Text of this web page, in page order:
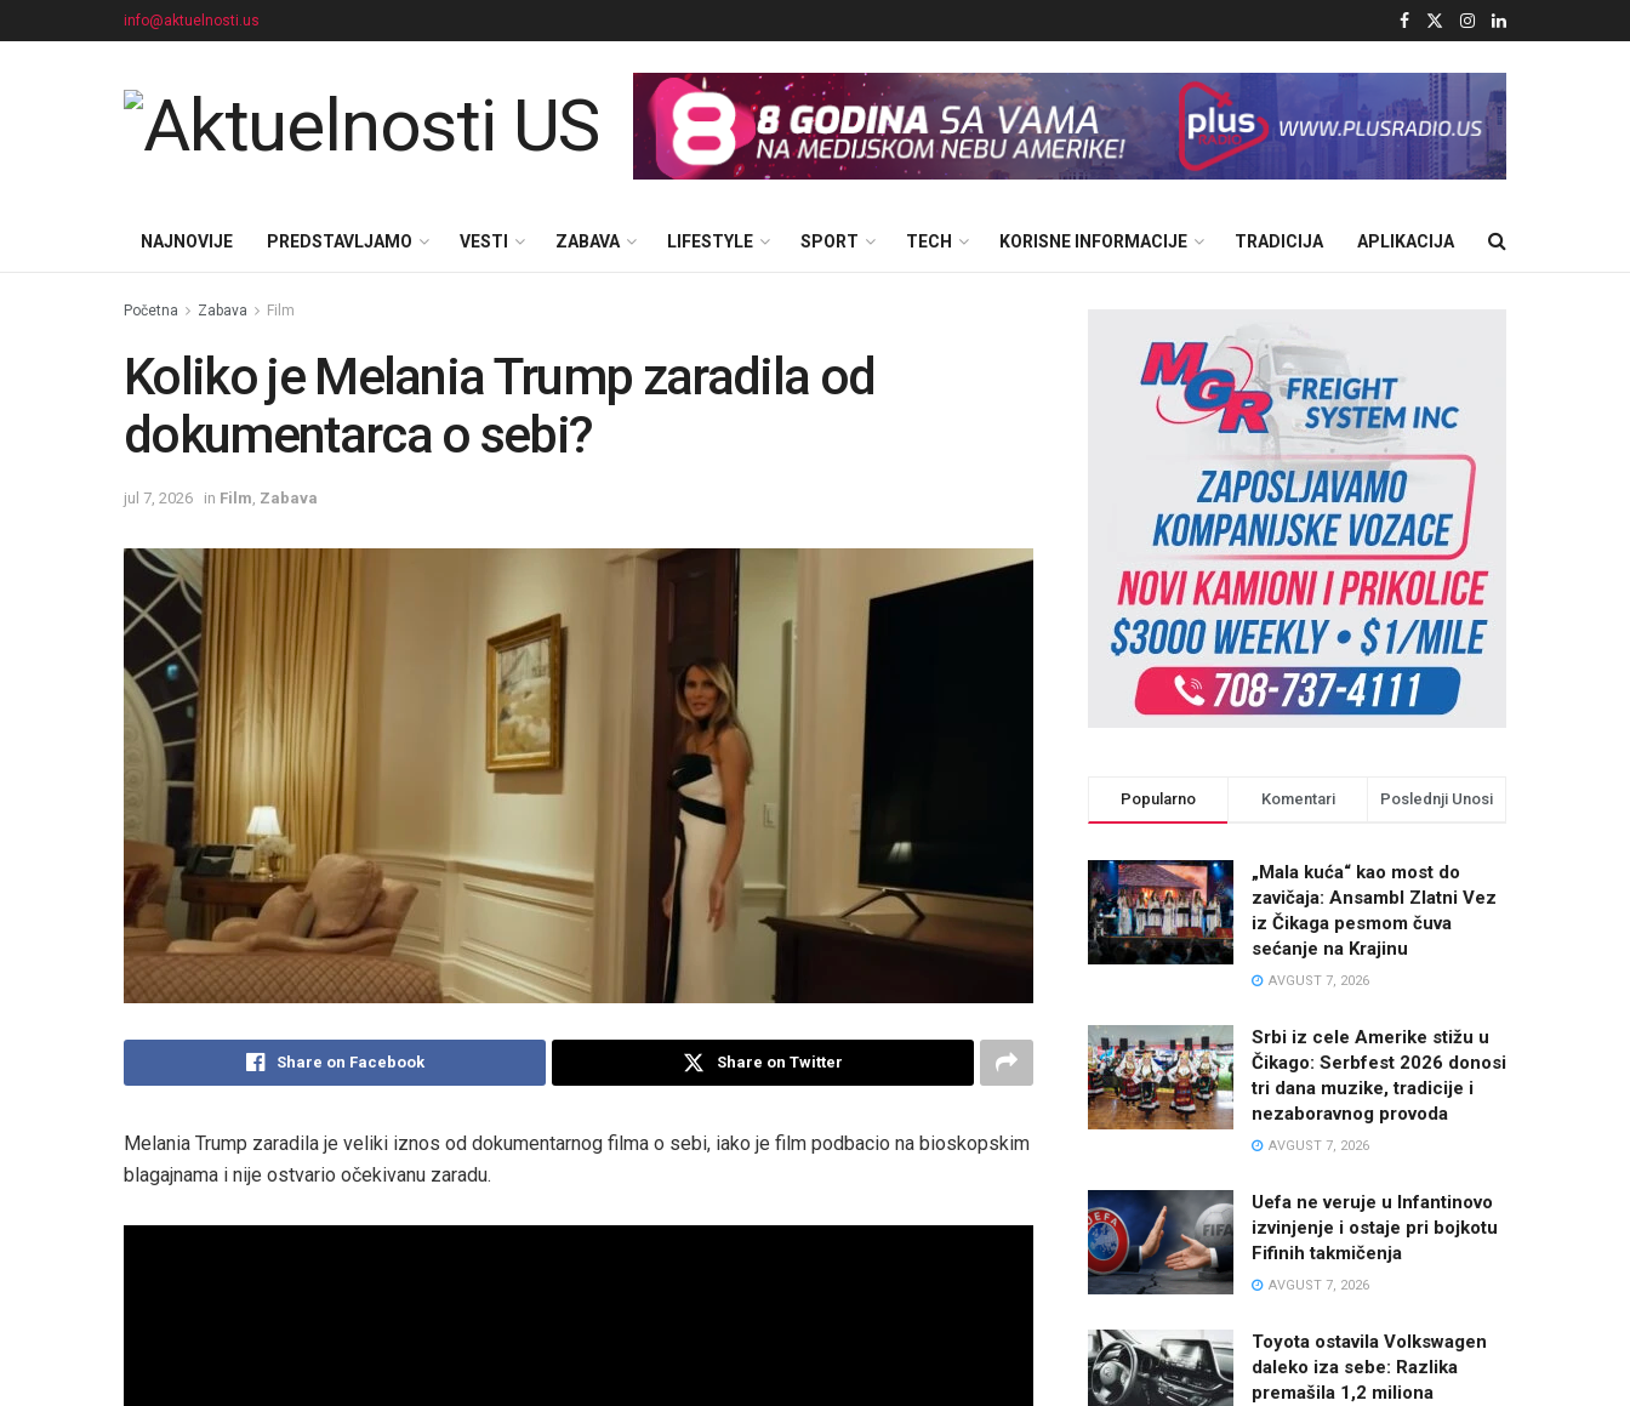
info@aktuelnosti.us
NAJNOVIJE PREDSTAVLJAMO VESTI ZABAVA LIFESTYLE SPORT TECH KORISNE INFORMACIJE TRADICIJA APLIKACIJA
Početna Zabava Film
Koliko je Melania Trump zaradila od
dokumentarca o sebi?
jul 7, 2026 in Film Zabava
Share on Facebook Share on Twitter
Melania Trump zaradila je veliki iznos od dokumentarnog filma o sebi, iako je film podbacio na bioskopskim
blagajnama i nije ostvario očekivanu zaradu.
Popularno Komentari Poslednji Unosi
„Mala kuća“ kao most do
zavičaja: Ansambl Zlatni Vez
iz Čikaga pesmom čuva
sećanje na Krajinu
AVGUST 7, 2026
Srbi iz cele Amerike stižu u
Čikago: Serbfest 2026 donosi
tri dana muzike, tradicije i
nezaboravnog provoda
AVGUST 7, 2026
Uefa ne veruje u Infantinovo
izvinjenje i ostaje pri bojkotu
Fifinih takmičenja
AVGUST 7, 2026
Toyota ostavila Volkswagen
daleko iza sebe: Razlika
premašila 1,2 miliona